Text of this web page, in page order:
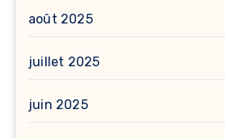
août 2025
juillet 2025
juin 2025